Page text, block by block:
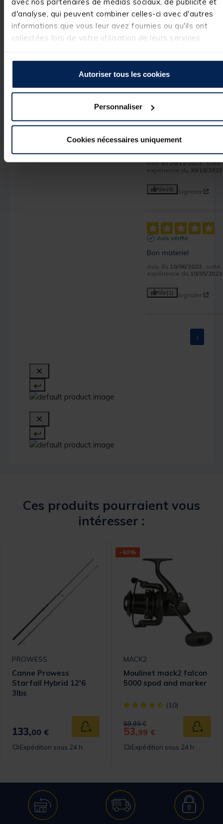
d'analyse, qui peuvent combiner celles-ci avec d'autres
informations que vous leur avez fournies ou qu'ils ont
collectées lors de votre utilisation de leurs services.
Autoriser tous les cookies
Personnaliser
Cookies nécessaires uniquement
pacificpeche.com
Bonjour,
Merci beaucoup
commentaire.
L’équipe Pacific
Pêche
Avis du29/11/2023 , suite
expérience du 30/10/2023
Utile(0) Signaler
Avis vérifié
Bon materiel
Avis du 10/06/2023
,
expérience du 10/05/2023
Utile(1) Signaler
1
Ces produits pourraient vous
intéresser :
PROWESS
Canne Prowess
Starfall Hybrid 12'6
3lbs
133,00 € Ajouter au panier
Expédition sous 24 h
-40%
MACK2
Moulinet mack2 falcon
5000 spod and marker
[object Object] out of 5
(10)
Price reduced from
89,99 €to
53,99 €
Expédition sous 24 h